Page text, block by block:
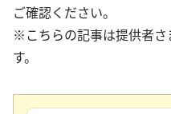
ご確認ください。
※こちらの記事は提供者さ
す。